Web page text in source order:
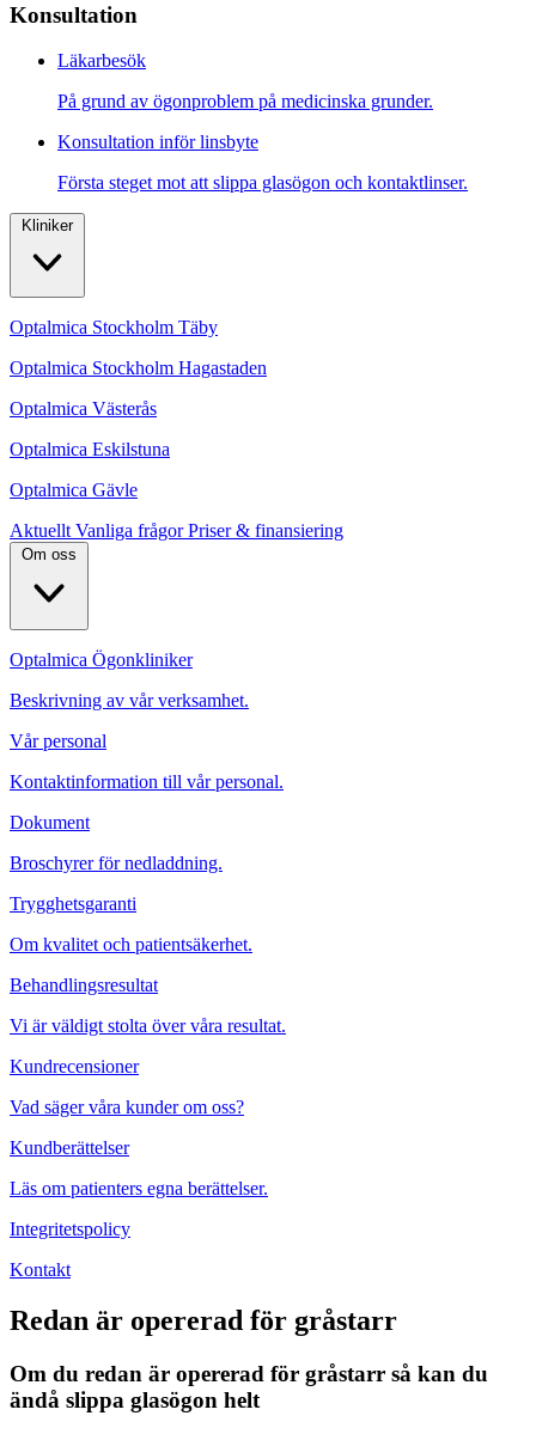
Konsultation
Läkarbesök
På grund av ögonproblem på medicinska grunder.
Konsultation inför linsbyte
Första steget mot att slippa glasögon och kontaktlinser.
Kliniker
Optalmica Stockholm Täby
Optalmica Stockholm Hagastaden
Optalmica Västerås
Optalmica Eskilstuna
Optalmica Gävle
Aktuellt Vanliga frågorPriser & finansiering
Om oss
Optalmica Ögonkliniker
Beskrivning av vår verksamhet.
Vår personal
Kontaktinformation till vår personal.
Dokument
Broschyrer för nedladdning.
Trygghetsgaranti
Om kvalitet och patientsäkerhet.
Behandlingsresultat
Vi är väldigt stolta över våra resultat.
Kundrecensioner
Vad säger våra kunder om oss?
Kundberättelser
Läs om patienters egna berättelser.
Integritetspolicy
Kontakt
Redan är opererad för gråstarr
Om du redan är opererad för gråstarr så kan du
ändå slippa glasögon helt